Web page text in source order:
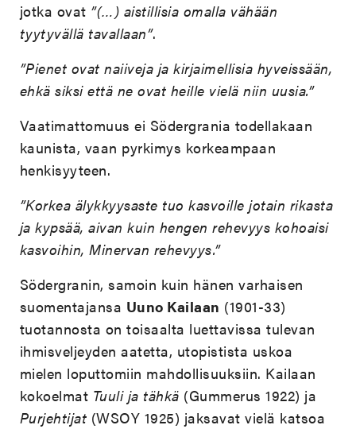
jotka ovat ”(…) aistillisia omalla vähään
tyytyvällä tavallaan”.
”Pienet ovat naiiveja ja kirjaimellisia hyveissään,
ehkä siksi että ne ovat heille vielä niin uusia.”
Vaatimattomuus ei Södergrania todellakaan
kaunista, vaan pyrkimys korkeampaan
henkisyyteen.
”Korkea älykkyysaste tuo kasvoille jotain rikasta
ja kypsää, aivan kuin hengen rehevyys kohoaisi
kasvoihin, Minervan rehevyys.”
Södergranin, samoin kuin hänen varhaisen
suomentajansa Uuno Kailaan (1901-33)
tuotannosta on toisaalta luettavissa tulevan
ihmisveljeyden aatetta, utopistista uskoa
mielen loputtomiin mahdollisuuksiin. Kailaan
kokoelmat Tuuli ja tähkä (Gummerus 1922) ja
Purjehtijat (WSOY 1925) jaksavat vielä katsoa